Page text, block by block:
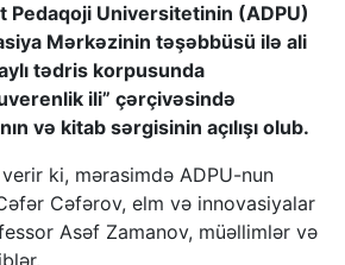
Pedaqoji Universitetinin (ADPU)
Mərkəzinin təşəbbüsü ilə ali
tədris korpusunda
ili” çərçivəsində
və kitab sərgisinin açılışı olub.
ki, mərasimdə ADPU-nun
Cəfərov, elm və innovasiyalar
Asəf Zamanov, müəllimlər və